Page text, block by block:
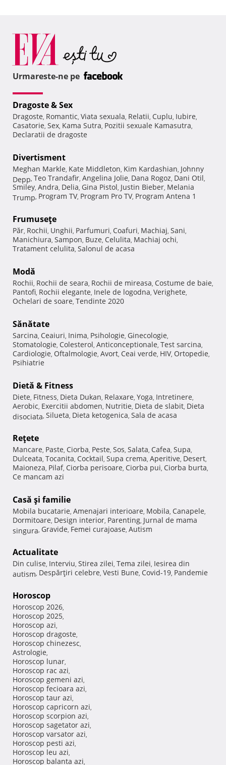
Urmareste-ne pe
Dragoste & Sex
Dragoste, Romantic, Viata sexuala, Relatii, Cuplu, Iubire,
Casatorie, Sex, Kama Sutra, Pozitii sexuale Kamasutra,
Declaratii de dragoste
Divertisment
Meghan Markle, Kate Middleton, Kim Kardashian, Johnny
Depp, Teo Trandafir, Angelina Jolie, Dana Rogoz, Dani Otil,
Smiley, Andra, Delia, Gina Pistol, Justin Bieber, Melania
Trump, Program TV, Program Pro TV, Program Antena 1
Frumuseţe
Păr, Rochii, Unghii, Parfumuri, Coafuri, Machiaj, Sani,
Manichiura, Sampon, Buze, Celulita, Machiaj ochi,
Tratament celulita, Salonul de acasa
Modă
Rochii, Rochii de seara, Rochii de mireasa, Costume de baie,
Pantofi, Rochii elegante, Inele de logodna, Verighete,
Ochelari de soare, Tendinte 2020
Sănătate
Sarcina, Ceaiuri, Inima, Psihologie, Ginecologie,
Stomatologie, Colesterol, Anticonceptionale, Test sarcina,
Cardiologie, Oftalmologie, Avort, Ceai verde, HIV, Ortopedie,
Psihiatrie
Dietă & Fitness
Diete, Fitness, Dieta Dukan, Relaxare, Yoga, Intretinere,
Aerobic, Exercitii abdomen, Nutritie, Dieta de slabit, Dieta
disociata, Silueta, Dieta ketogenica, Sala de acasa
Reţete
Mancare, Paste, Ciorba, Peste, Sos, Salata, Cafea, Supa,
Dulceata, Tocanita, Cocktail, Supa crema, Aperitive, Desert,
Maioneza, Pilaf, Ciorba perisoare, Ciorba pui, Ciorba burta,
Ce mancam azi
Casă şi familie
Mobila bucatarie, Amenajari interioare, Mobila, Canapele,
Dormitoare, Design interior, Parenting, Jurnal de mama
singura, Gravide, Femei curajoase, Autism
Actualitate
Din culise, Interviu, Stirea zilei, Tema zilei, Iesirea din
autism, Despărţiri celebre, Vesti Bune, Covid-19, Pandemie
Horoscop
Horoscop 2026,
Horoscop 2025,
Horoscop azi,
Horoscop dragoste,
Horoscop chinezesc,
Astrologie,
Horoscop lunar,
Horoscop rac azi,
Horoscop gemeni azi,
Horoscop fecioara azi,
Horoscop taur azi,
Horoscop capricorn azi,
Horoscop scorpion azi,
Horoscop sagetator azi,
Horoscop varsator azi,
Horoscop pesti azi,
Horoscop leu azi,
Horoscop balanta azi,